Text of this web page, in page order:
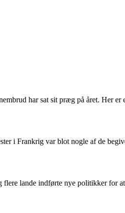
har sat sit præg på året. Her er
i Frankrig var blot nogle af de
lande indførte nye politikker for